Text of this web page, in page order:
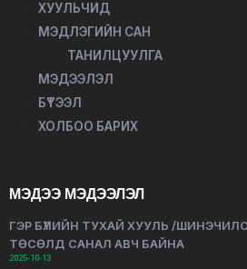
ХУУЛЬЧИД
МЭДЛЭГИЙН САН
ТАНИЛЦУУЛГА
МЭДЭЭЛЭЛ
БҮТЭЭЛ
ХОЛБОО БАРИХ
МЭДЭЭ МЭДЭЭЛЭЛ
ГЭР БҮЛИЙН ТУХАЙ ХУУЛЬ /
ТӨСӨЛД САНАЛ АВЧ БАЙНА
2025-10-13